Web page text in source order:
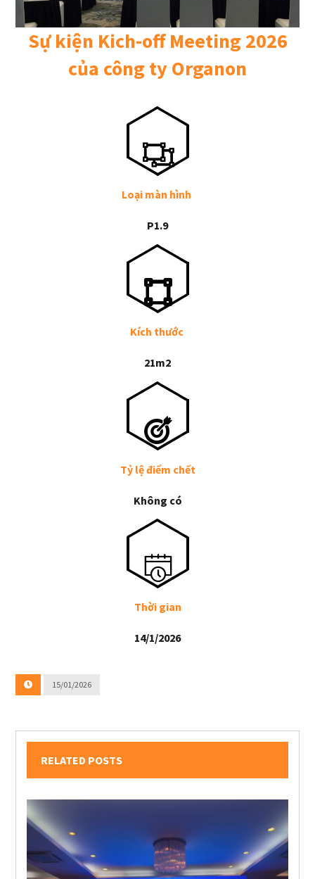
Sự kiện Kich-off Meeting 2026
của công ty Organon
Loại màn hình
P1.9
Kích thước
21m2
Tỷ lệ điểm chết
Không có
Thời gian
14/1/2026
15/01/2026
RELATED POSTS